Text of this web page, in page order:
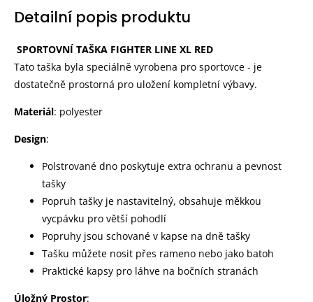
Detailní popis produktu
SPORTOVNÍ TAŠKA FIGHTER LINE XL RED
Tato taška byla speciálně vyrobena pro sportovce - je
dostatečně prostorná pro uložení kompletní výbavy.
Materiál: polyester
Design:
Polstrované dno poskytuje extra ochranu a pevnost
tašky
Popruh tašky je nastavitelný, obsahuje měkkou
vycpávku pro větší pohodlí
Popruhy jsou schované v kapse na dně tašky
Tašku můžete nosit přes rameno nebo jako batoh
Praktické kapsy pro láhve na bočních stranách
Úložný Prostor: